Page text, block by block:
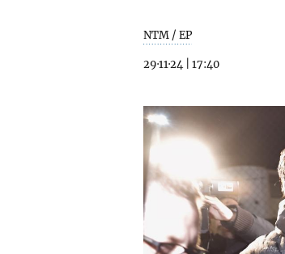
NTM / EP
29·11·24 17:40